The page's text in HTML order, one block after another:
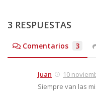
3 RESPUESTAS
Comentarios 3
Juan
10
Siempre van las